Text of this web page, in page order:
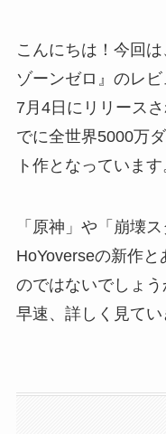
こんにちは！今回
ゾーンゼロ』のレビ
7月4日にリリース
でに全世界5000万
ト作となっています
「原神」や「崩壊
HoYoverseの新作
のではないでしょう
早速、詳しく見てい